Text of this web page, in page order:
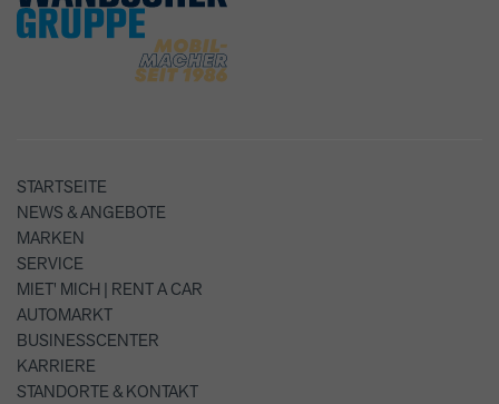
STARTSEITE
NEWS & ANGEBOTE
MARKEN
SERVICE
MIET' MICH | RENT A CAR
AUTOMARKT
BUSINESSCENTER
KARRIERE
STANDORTE & KONTAKT